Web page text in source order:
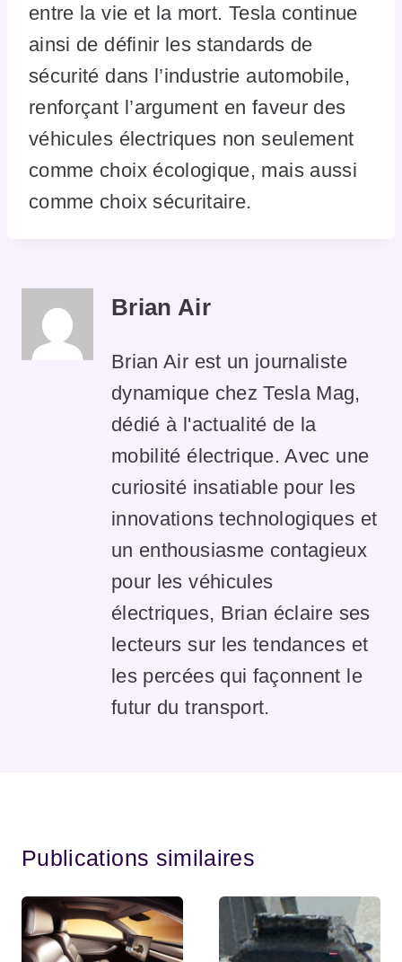
entre la vie et la mort. Tesla continue
ainsi de définir les standards de
sécurité dans l’industrie automobile,
renforçant l’argument en faveur des
véhicules électriques non seulement
comme choix écologique, mais aussi
comme choix sécuritaire.
Brian Air
Brian Air est un journaliste
dynamique chez Tesla Mag,
dédié à l'actualité de la
mobilité électrique. Avec une
curiosité insatiable pour les
innovations technologiques et
un enthousiasme contagieux
pour les véhicules
électriques, Brian éclaire ses
lecteurs sur les tendances et
les percées qui façonnent le
futur du transport.
Publications similaires